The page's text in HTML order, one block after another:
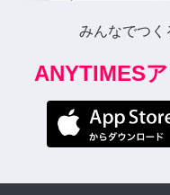
みんなでつく
ANYTIMES